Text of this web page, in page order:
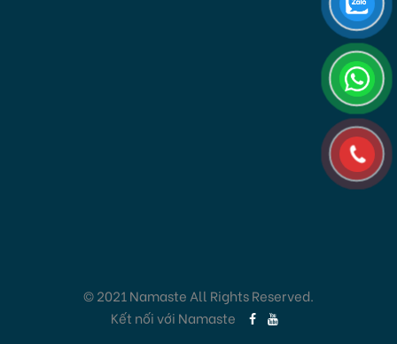
© 2021 Namaste All Rights Reserved.
Kết nối với Namaste